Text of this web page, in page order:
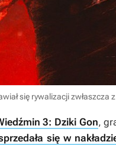
się rywalizacji zwłaszcza
3: Dziki Gon,
się w